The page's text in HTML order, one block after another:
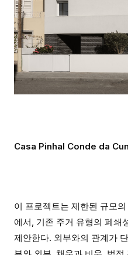
Casa Pinhal Conde da
이 프로젝트는 제한된 규모
에서, 기존 주거 유형의 폐쇄
제안한다. 외부와의 관계가